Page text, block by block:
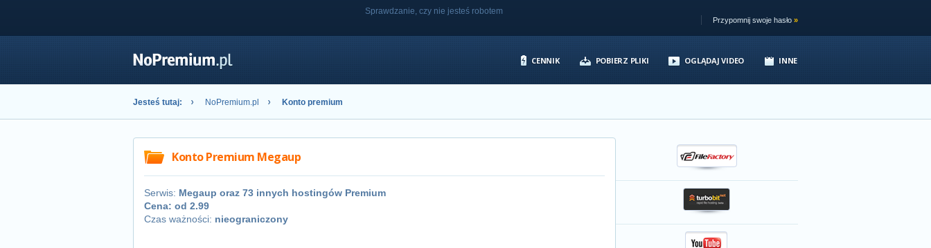
Sprawdzanie, czy nie jesteś robotem
Przypomnij swoje hasło »
CENNIK POBIERZ PLIKI OGLĄDAJ VIDEO INNE
Jesteś tutaj: NoPremium.pl Konto premium
Konto Premium Megaup
Serwis: Megaup oraz 73 innych hostingów Premium
Cena: od 2.99
Czas ważności: nieograniczony